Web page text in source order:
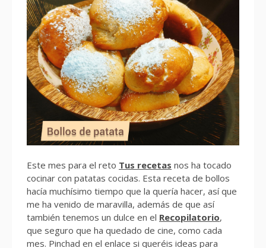
Este mes para el reto Tus recetas nos ha tocado
cocinar con patatas cocidas. Esta receta de bollos
hacía muchísimo tiempo que la quería hacer, así que
me ha venido de maravilla, además de que así
también tenemos un dulce en el Recopilatorio,
que seguro que ha quedado de cine, como cada
mes. Pinchad en el enlace si queréis ideas para